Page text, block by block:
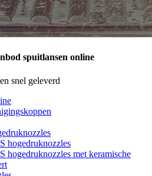
spuitlansen online
snel geleverd
hogedruknozzles
hogedruknozzles met keramische